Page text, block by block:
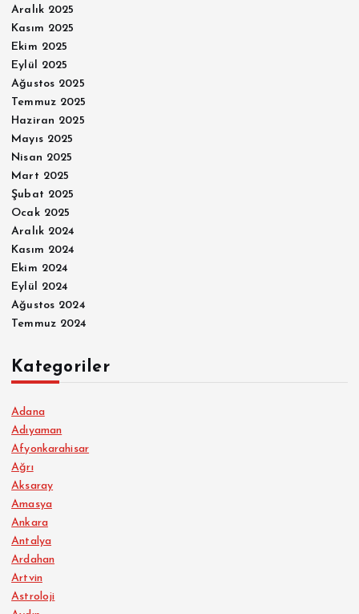
Aralık 2025
Kasım 2025
Ekim 2025
Eylül 2025
Ağustos 2025
Temmuz 2025
Haziran 2025
Mayıs 2025
Nisan 2025
Mart 2025
Şubat 2025
Ocak 2025
Aralık 2024
Kasım 2024
Ekim 2024
Eylül 2024
Ağustos 2024
Temmuz 2024
Kategoriler
Adana
Adıyaman
Afyonkarahisar
Ağrı
Aksaray
Amasya
Ankara
Antalya
Ardahan
Artvin
Astroloji